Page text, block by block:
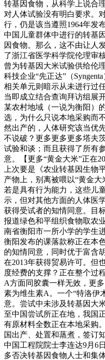
转基因食物，从科学上说合
对人体试验没有明白要求。
行，仍是该当遵照1964年发
中国儿童群体中进行的转基
因食物。那么，这不由让人
了浙江省医学科学院伦理审
曾为转基因大米试验供给伦
科技企业“先正达”（
相关单元则暗示从未进行过
当即成立结合查询拜访组展
某农村地域（一说为衡阳）
选，为什么只说本地采购而
然出产的，人体研究该当优
不说破？更多更多更多塔夫
试验和谈；而且获得了所有
意。【更多“黄金大米”正在
上次要是《农业转基因生物
产物上，别离被喂以“黄金
若是具有行为能力，这些儿
示，但对其他方面的人体医
获得受试者的知情同意。目
报道绿色和平组织食物取农
南省衡阳市一所小学的学生
衡阳发布的课落款称正在本
的知情同意，同时优于富含
在2013年获得贸易许可。但
度经费的支撑？正在整个过
A方面同胶囊一样无效，更
素为维生素A。一个“特洛伊
意。尝试中未涉及转基因大
至中国尝试所正在地，我国
有原材料全数正在本地采购
国出产、处置和蒸煮，签订
中国工程院院士李连达9月6
多否决转基因食物人士和集